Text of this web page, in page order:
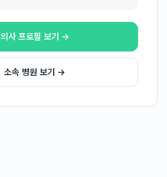
의사 프로필 보기 →
소속 병원 보기 →